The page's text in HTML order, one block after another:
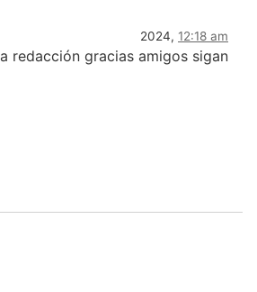
2024, 12:18 am
redacción gracias amigos sigan